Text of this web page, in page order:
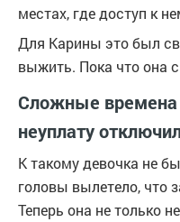
местах, где доступ к
Для Карины это был
выжить. Пока что она
Сложные времена
неуплату
К такому девочка не
головы вылетело, что
Теперь она не только